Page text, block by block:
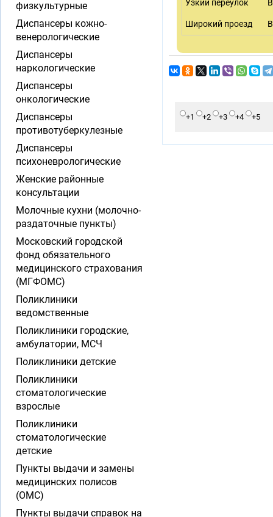
Узкий переулок
Широкий проезд
+1 +2 +3 +4 +5
физкультурные
Диспансеры кожно-
венерологические
Диспансеры
наркологические
Диспансеры
онкологические
Диспансеры
противотуберкулезные
Диспансеры
психоневрологические
Женские районные
консультации
Молочные кухни (молочно-
раздаточные пункты)
Московский городской
фонд обязательного
медицинского страхования
(МГФОМС)
Поликлиники
ведомственные
Поликлиники городские,
амбулатории, МСЧ
Поликлиники детские
Поликлиники
стоматологические
взрослые
Поликлиники
стоматологические
детские
Пункты выдачи и замены
медицинских полисов
(ОМС)
Пункты выдачи справок на